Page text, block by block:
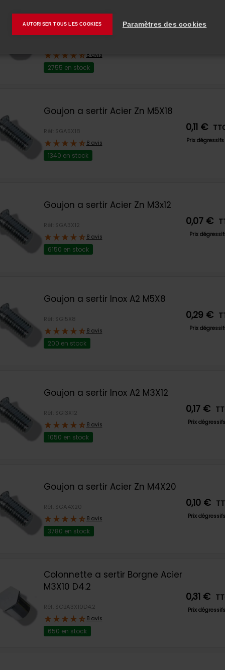
AUTORISER TOUS LES COOKIES Paramètres des cookies
Ecrou a sertir Acier Zn M8-2 2.3
D10.5
8 avis
2755 en stock
Goujon a sertir Acier Zn M5X18
Réf: SGA5X18
8 avis
1340 en stock
0,11 €
Prix
Goujon a sertir Acier Zn M3x12
Réf: SGA3X12
8 avis
6150 en stock
0,07 €
Prix
Goujon a sertir Inox A2 M5X8
Réf: SGI5X8
8 avis
200 en stock
0,29 €
Prix
Goujon a sertir Inox A2 M3X12
Réf: SGI3X12
8 avis
1050 en stock
0,17 €
Prix
Goujon a sertir Acier Zn M4X20
Réf: SGA4X20
8 avis
3780 en stock
0,10 €
Prix
Colonnette a sertir Borgne Acier
M3X10 D4.2
Réf: SCBA3X10D4.2
8 avis
650 en stock
0,31 €
Prix